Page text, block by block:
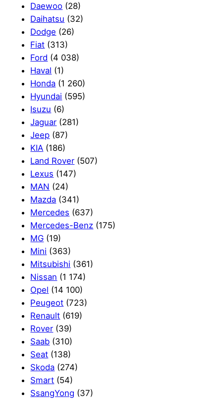
Daewoo (28)
Daihatsu (32)
Dodge (26)
Fiat (313)
Ford (4 038)
Haval (1)
Honda (1 260)
Hyundai (595)
Isuzu (6)
Jaguar (281)
Jeep (87)
KIA (186)
Land Rover (507)
Lexus (147)
MAN (24)
Mazda (341)
Mercedes (637)
Mercedes-Benz (175)
MG (19)
Mini (363)
Mitsubishi (361)
Nissan (1 174)
Opel (14 100)
Peugeot (723)
Renault (619)
Rover (39)
Saab (310)
Seat (138)
Skoda (274)
Smart (54)
SsangYong (37)